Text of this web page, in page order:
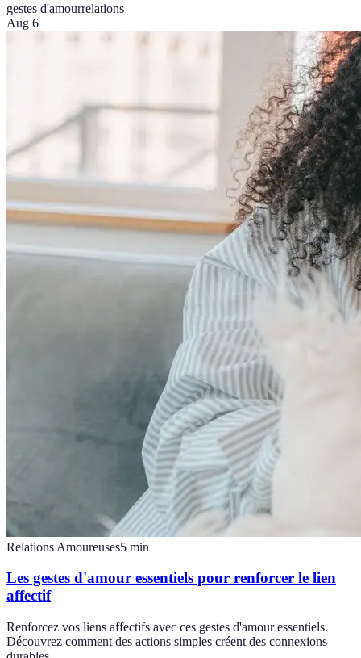
gestes d'amourrelations
Aug 6
Relations Amoureuses5 min
Les gestes d'amour essentiels pour renforcer le lien
affectif
Renforcez vos liens affectifs avec ces gestes d'amour essentiels.
Découvrez comment des actions simples créent des connexions